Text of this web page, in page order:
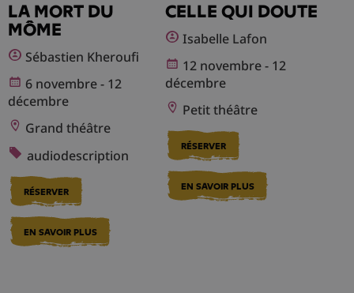
LA MORT DU
MÔME
Sébastien Kheroufi
6 novembre - 12
décembre
Grand théâtre
audiodescription
RÉSERVER
EN SAVOIR PLUS
CELLE QUI DOUTE
Isabelle Lafon
12 novembre - 12
décembre
Petit théâtre
RÉSERVER
EN SAVOIR PLUS